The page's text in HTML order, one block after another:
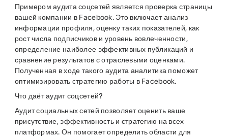
Примером аудита соцсетей является проверка страницы
вашей компании в Facebook. Это включает анализ
информации профиля, оценку таких показателей, как
рост числа подписчиков и уровень вовлеченности,
определение наиболее эффективных публикаций и
сравнение результатов с отраслевыми оценками.
Полученная в ходе такого аудита аналитика поможет
оптимизировать стратегию работы в Facebook.
Что даёт аудит соцсетей?
Аудит социальных сетей позволяет оценить ваше
присутствие, эффективность и стратегию на всех
платформах. Он помогает определить области для